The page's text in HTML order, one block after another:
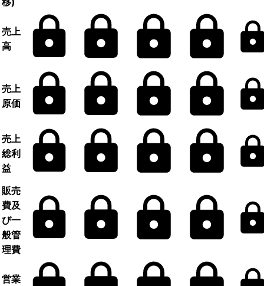
売上
高
売上
原価
売上
総利
益
販売
費及
び一
般管
理費
営業